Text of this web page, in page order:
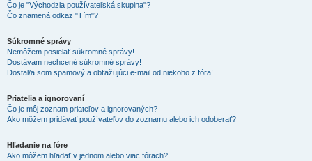
Čo je "Východzia používateľská skupina"?
Čo znamená odkaz "Tím"?
Súkromné správy
Nemôžem posielať súkromné správy!
Dostávam nechcené súkromné správy!
Dostal/a som spamový a obťažujúci e-mail od niekoho z fóra!
Priatelia a ignorovaní
Čo je môj zoznam priateľov a ignorovaných?
Ako môžem pridávať používateľov do zoznamu alebo ich odoberať?
Hľadanie na fóre
Ako môžem hľadať v jednom alebo viac fórach?